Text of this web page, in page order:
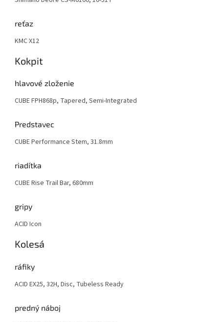
reťaz
KMC X12
Kokpit
hlavové zloženie
CUBE FPH868p, Tapered, Semi-Integrated
Predstavec
CUBE Performance Stem, 31.8mm
riadítka
CUBE Rise Trail Bar, 680mm
gripy
ACID Icon
Kolesá
ráfiky
ACID EX25, 32H, Disc, Tubeless Ready
predný náboj